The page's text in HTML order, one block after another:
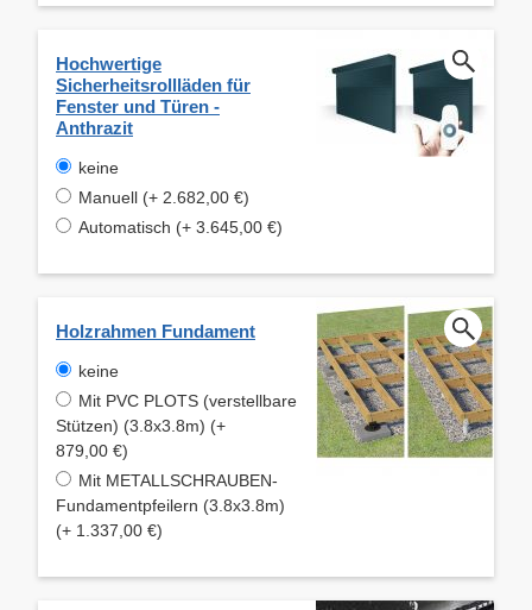
Hochwertige
Sicherheitsrollläden für
Fenster und Türen -
Anthrazit
keine
Manuell (+ 2.682,00 €)
Automatisch (+ 3.645,00 €)
Holzrahmen Fundament
keine
Mit PVC PLOTS (verstellbare
Stützen) (3.8x3.8m) (+
879,00 €)
Mit METALLSCHRAUBEN-
Fundamentpfeilern (3.8x3.8m)
(+ 1.337,00 €)